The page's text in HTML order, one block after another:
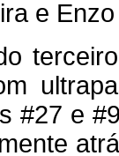
e
#27 e